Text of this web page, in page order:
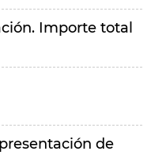
Importe total
de